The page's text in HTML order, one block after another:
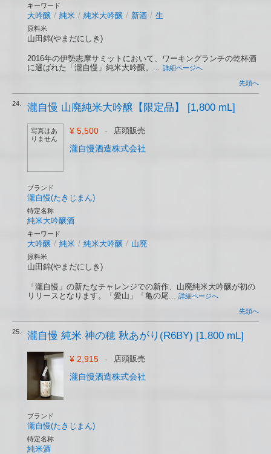
キーワード
大吟醸 / 純米 / 純米大吟醸 / 新酒 / 生
原料米
山田錦(やまだにしき)
2016年の伊勢志摩サミットにおいて、ワーキングランチの乾杯酒
に選ばれた「瀧自慢」純米大吟醸。... 詳細ページへ
先頭へ
24. 瀧自慢 山廃純米大吟醸【限定品】 [1,800 mL]
写真はあ
りません
¥ 5,500 - 店頭販売
瀧自慢酒造株式会社
ブランド
瀧自慢(たきじまん)
特定名称
純米大吟醸酒
キーワード
大吟醸 / 純米 / 純米大吟醸 / 山廃
原料米
山田錦(やまだにしき)
「瀧自慢」の新たなチャレンジでの新作、山廃純米大吟醸が初の
リリースとなります。「愛山」「亀の尾... 詳細ページへ
先頭へ
25. 瀧自慢 純米 神の穂 秋あがり(R6BY) [1,800 mL]
¥ 2,915 - 店頭販売
瀧自慢酒造株式会社
ブランド
瀧自慢(たきじまん)
特定名称
純米酒